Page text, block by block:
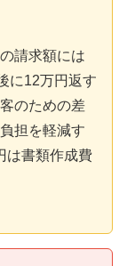
請求額には
に12万円返す
のための差
担を軽減す
は書類作成費